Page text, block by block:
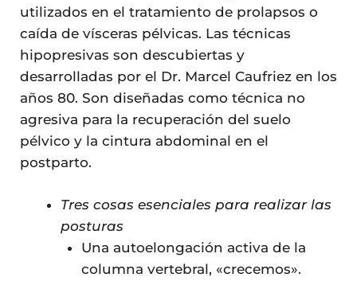
utilizados en el tratamiento de prolapsos o
caída de vísceras pélvicas. Las técnicas
hipopresivas son descubiertas y
desarrolladas por el Dr. Marcel Caufriez en los
años 80. Son diseñadas como técnica no
agresiva para la recuperación del suelo
pélvico y la cintura abdominal en el
postparto.
Tres cosas esenciales para realizar las
posturas
Una autoelongación activa de la
columna vertebral, «crecemos».